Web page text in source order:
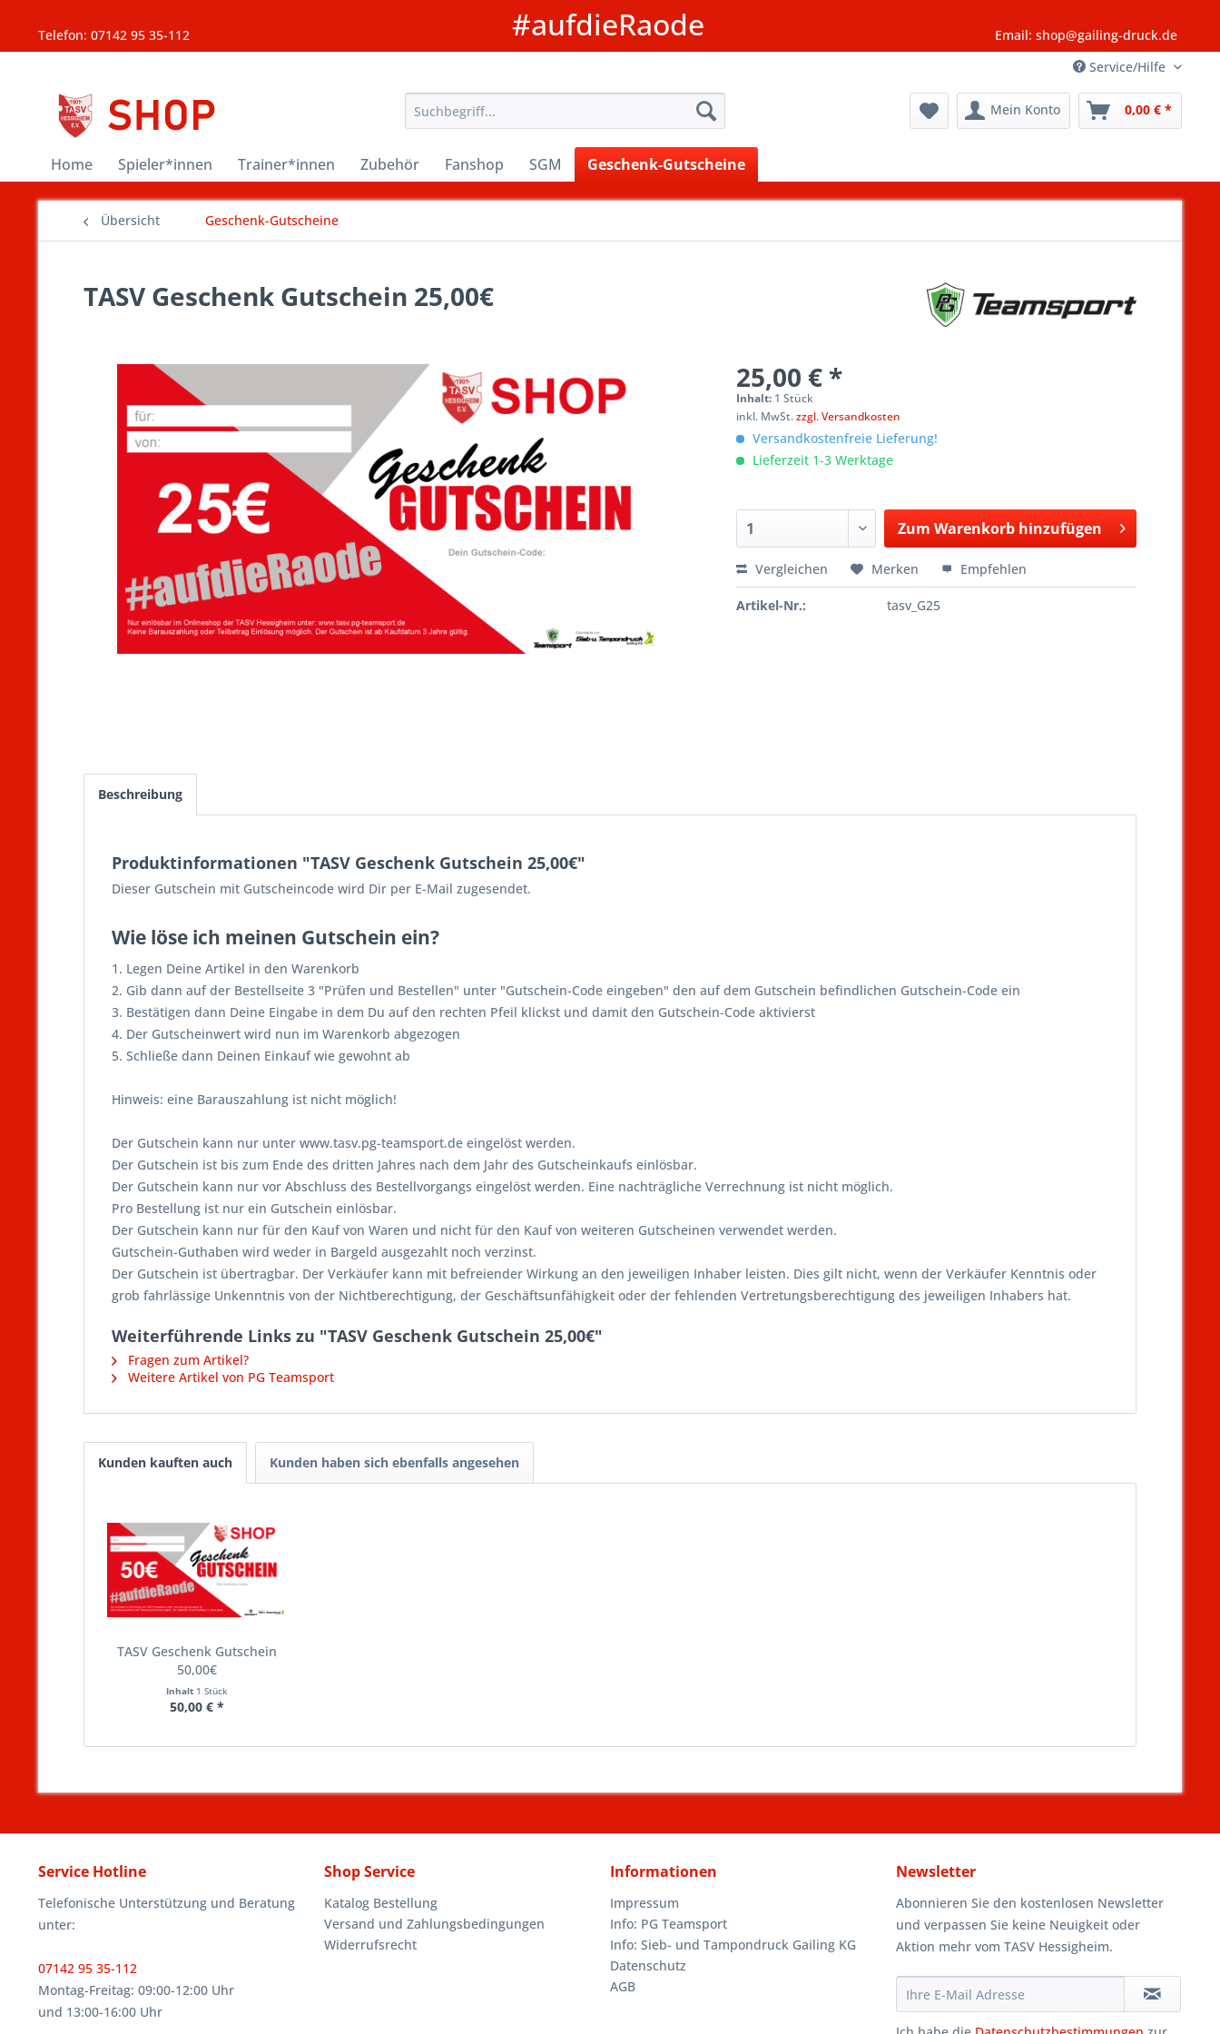
Telefon: 07142 95 35-112 #aufdieRaode
Email: shop@gailing-druck.de
Service/Hilfe
Mein Konto 0,00 € *
Home Spieler*innen Trainer*innen Zubehör Fanshop SGM Geschenk-Gutscheine
Übersicht Geschenk-Gutscheine
TASV Geschenk Gutschein 25,00€
25,00 € *
Inhalt: 1 Stück
inkl. MwSt.zzgl. Versandkosten
Versandkostenfreie Lieferung!
Lieferzeit 1-3 Werktage
Zum Warenkorb hinzufügen
Hinzugefügt
Vergleichen Merken Empfehlen
Artikel-Nr.: tasv_G25
Beschreibung
Produktinformationen "TASV Geschenk Gutschein 25,00€"
Dieser Gutschein mit Gutscheincode wird Dir per E-Mail zugesendet.
Wie löse ich meinen Gutschein ein?
1. Legen Deine Artikel in den Warenkorb
2. Gib dann auf der Bestellseite 3 "Prüfen und Bestellen" unter "Gutschein-Code eingeben" den auf dem Gutschein befindlichen Gutschein-Code ein
3. Bestätigen dann Deine Eingabe in dem Du auf den rechten Pfeil klickst und damit den Gutschein-Code aktivierst
4. Der Gutscheinwert wird nun im Warenkorb abgezogen
5. Schließe dann Deinen Einkauf wie gewohnt ab
Hinweis: eine Barauszahlung ist nicht möglich!
Der Gutschein kann nur unter www.tasv.pg-teamsport.de eingelöst werden.
Der Gutschein ist bis zum Ende des dritten Jahres nach dem Jahr des Gutscheinkaufs einlösbar.
Der Gutschein kann nur vor Abschluss des Bestellvorgangs eingelöst werden. Eine nachträgliche Verrechnung ist nicht möglich.
Pro Bestellung ist nur ein Gutschein einlösbar.
Der Gutschein kann nur für den Kauf von Waren und nicht für den Kauf von weiteren Gutscheinen verwendet werden.
Gutschein-Guthaben wird weder in Bargeld ausgezahlt noch verzinst.
Der Gutschein ist übertragbar. Der Verkäufer kann mit befreiender Wirkung an den jeweiligen Inhaber leisten. Dies gilt nicht, wenn der Verkäufer Kenntnis oder
grob fahrlässige Unkenntnis von der Nichtberechtigung, der Geschäftsunfähigkeit oder der fehlenden Vertretungsberechtigung des jeweiligen Inhabers hat.
Weiterführende Links zu "TASV Geschenk Gutschein 25,00€"
Fragen zum Artikel?
Weitere Artikel von PG Teamsport
Kunden kauften auch Kunden haben sich ebenfalls angesehen
TASV Geschenk Gutschein
50,00€
Inhalt 1 Stück
50,00 € *
Service Hotline
Telefonische Unterstützung und Beratung
unter:
07142 95 35-112
Montag-Freitag: 09:00-12:00 Uhr
und 13:00-16:00 Uhr
Shop Service
Katalog Bestellung
Versand und Zahlungsbedingungen
Widerrufsrecht
Informationen
Impressum
Info: PG Teamsport
Info: Sieb- und Tampondruck Gailing KG
Datenschutz
AGB
Newsletter
Abonnieren Sie den kostenlosen Newsletter
und verpassen Sie keine Neuigkeit oder
Aktion mehr vom TASV Hessigheim.